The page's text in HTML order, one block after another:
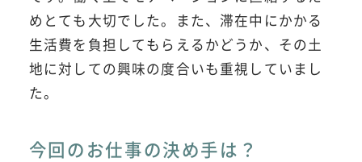
めとても大切でした。また、滞在中にかかる
生活費を負担してもらえるかどうか、その土
地に対しての興味の度合いも重視していまし
た。
今回のお仕事の決め手は？